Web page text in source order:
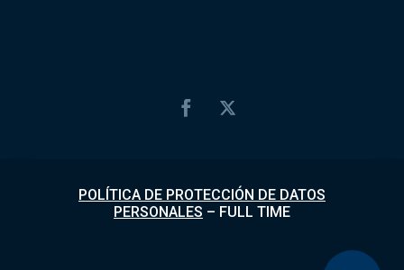
POLÍTICA DE PROTECCIÓN DE DATOS
PERSONALES – FULL TIME